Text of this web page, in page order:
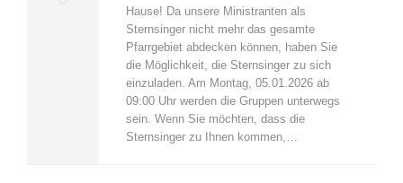
Hause! Da unsere Ministranten als
Sternsinger nicht mehr das gesamte
Pfarrgebiet abdecken können, haben Sie
die Möglichkeit, die Sternsinger zu sich
einzuladen. Am Montag, 05.01.2026 ab
09:00 Uhr werden die Gruppen unterwegs
sein. Wenn Sie möchten, dass die
Sternsinger zu Ihnen kommen,…